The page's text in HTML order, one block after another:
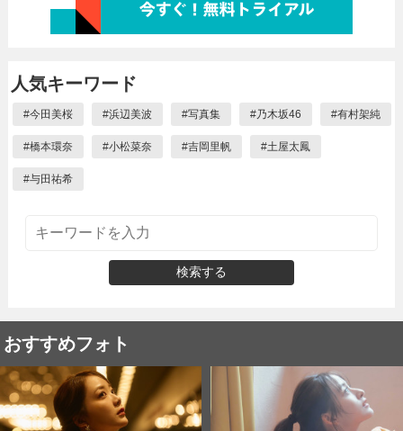
人気キーワード
#今田美桜 #浜辺美波 #写真集 #乃木坂46 #有村架純
#橋本環奈 #小松菜奈 #吉岡里帆 #土屋太鳳
#与田祐希
検索する
おすすめフォト